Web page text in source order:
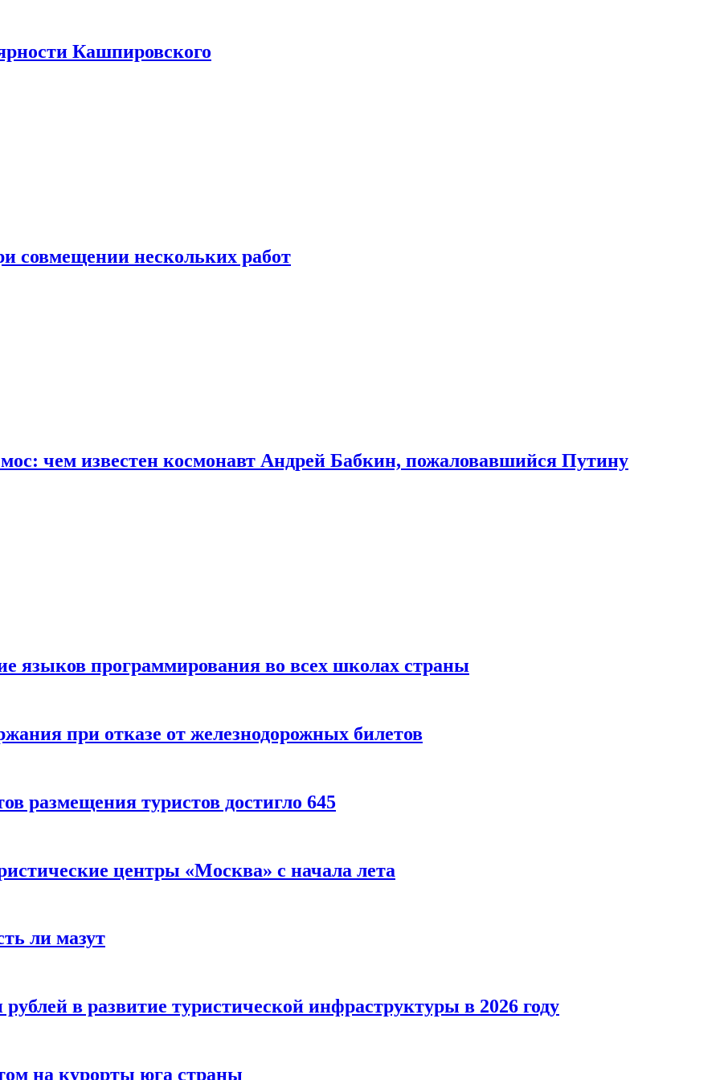
Кашпировского
совмещении нескольких работ
чем известен космонавт Андрей Бабкин, пожаловавшийся Путину
языков программирования во всех школах страны
при отказе от железнодорожных билетов
размещения туристов достигло 645
центры «Москва» с начала лета
ли мазут
в развитие туристической инфраструктуры в 2026 году
на курорты юга страны